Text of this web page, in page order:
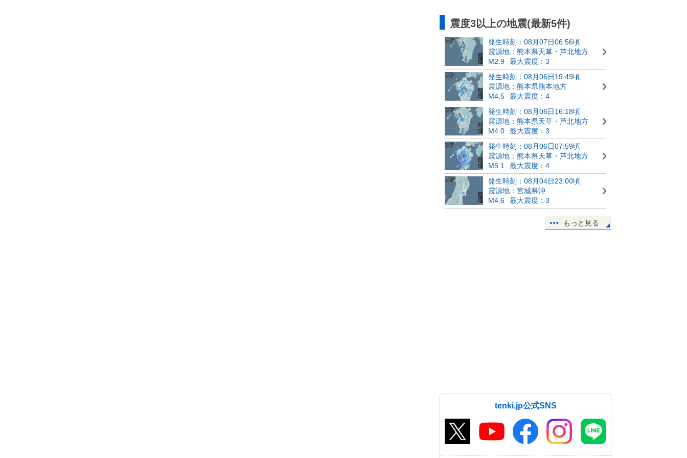
震度3以上の地震(最新5件)
発生時刻：08月07日06:56頃
震源地：熊本県天草・芦北地方
M2.9
最大震度：3
発生時刻：08月06日19:49頃
震源地：熊本県熊本地方
M4.5
最大震度：4
発生時刻：08月06日16:18頃
震源地：熊本県天草・芦北地方
M4.0
最大震度：3
発生時刻：08月06日07:59頃
震源地：熊本県天草・芦北地方
M5.1
最大震度：4
発生時刻：08月04日23:00頃
震源地：宮城県沖
M4.6
最大震度：3
もっと見る
tenki.jp公式SNS